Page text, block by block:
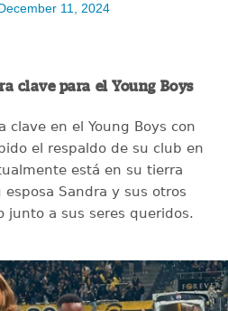
11, 2024
clave para el Young Boys
clave en el Young Boys con
el respaldo de su club en
está en su tierra
Sandra y sus otros
junto a sus seres queridos.